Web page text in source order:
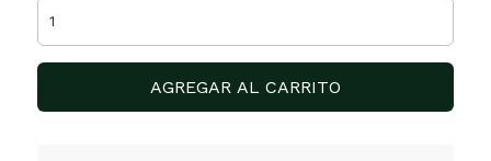
AGREGAR AL CARRITO